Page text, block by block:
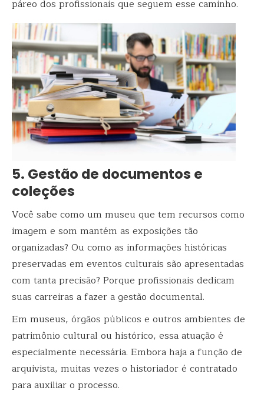
páreo dos profissionais que seguem esse caminho.
5. Gestão de documentos e
coleções
Você sabe como um museu que tem recursos como
imagem e som mantém as exposições tão
organizadas? Ou como as informações históricas
preservadas em eventos culturais são apresentadas
com tanta precisão? Porque profissionais dedicam
suas carreiras a fazer a gestão documental.
Em museus, órgãos públicos e outros ambientes de
patrimônio cultural ou histórico, essa atuação é
especialmente necessária. Embora haja a função de
arquivista, muitas vezes o historiador é contratado
para auxiliar o processo.